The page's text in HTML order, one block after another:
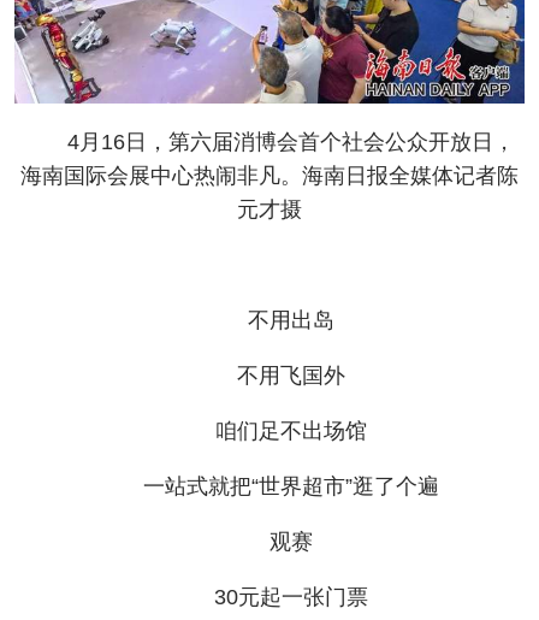
4月16日，第六届消博会首个社会公众开放日，
海南国际会展中心热闹非凡。海南日报全媒体记者陈
元才摄
不用出岛
不用飞国外
咱们足不出场馆
一站式就把“世界超市”逛了个遍
观赛
30元起一张门票